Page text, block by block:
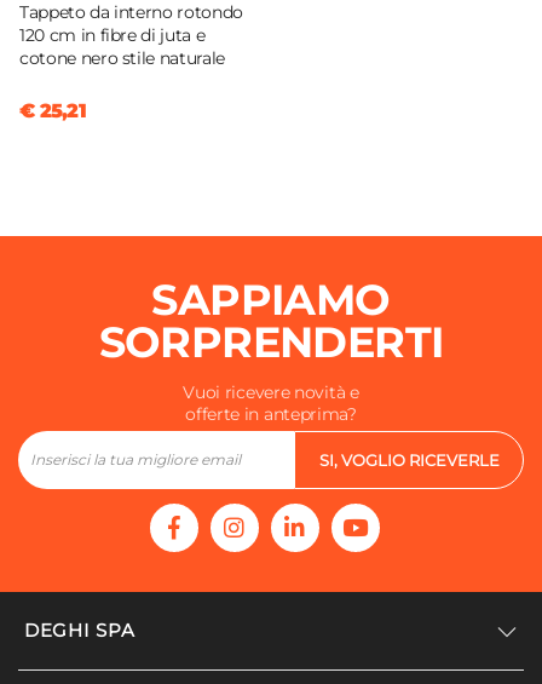
Tappeto da interno rotondo
120 cm in fibre di juta e
cotone nero stile naturale
€ 25,21
SAPPIAMO
SORPRENDERTI
Vuoi ricevere novità e
offerte in anteprima?
SI, VOGLIO RICEVERLE
DEGHI SPA